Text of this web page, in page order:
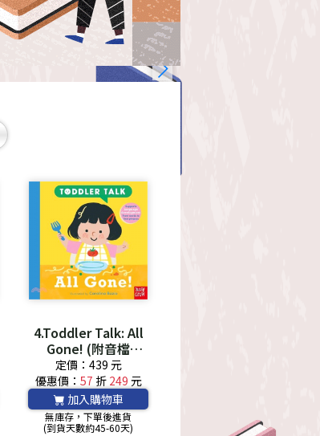
4.Toddler Talk: All
Gone! (附音檔
QRcode)
定價：439 元
優惠價： 57 折 249 元
加入購物車
無庫存，下單後進貨
(到貨天數約45-60天)